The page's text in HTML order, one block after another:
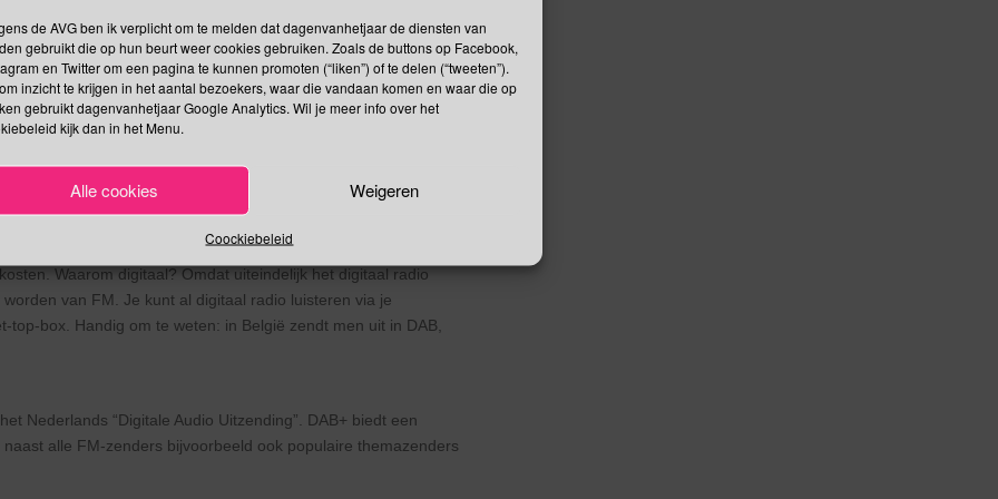
de AVG ben ik verplicht om te melden dat dagenvanhetjaar de diensten van
gebruikt die op hun beurt weer cookies gebruiken. Zoals de buttons op Facebook,
en Twitter om een pagina te kunnen promoten (“liken”) of te delen (“tweeten”).
inzicht te krijgen in het aantal bezoekers, waar die vandaan komen en waar die op
gebruikt dagenvanhetjaar Google Analytics. Wil je meer info over het
kijk dan in het Menu.
Alle cookies Weigeren
Coockiebeleid
kunnen zijn?
aan je voorbij. Of je moet de hele dag je partner plat kussen.
er zeker van dat degene die je wilt kussen dat ook wil. Je
worden van ongewenste intimiteiten op Kusdag?
de digitale radio. Dit digitale signaal pluk je, net als
Waarom digitaal? Omdat uiteindelijk het digitaal radio
van FM. Je kunt al digitaal radio luisteren via je
box. Handig om te weten: in België zendt men uit in DAB,
Nederlands “Digitale Audio Uitzending”. DAB+ biedt een
alle FM-zenders bijvoorbeeld ook populaire themazenders